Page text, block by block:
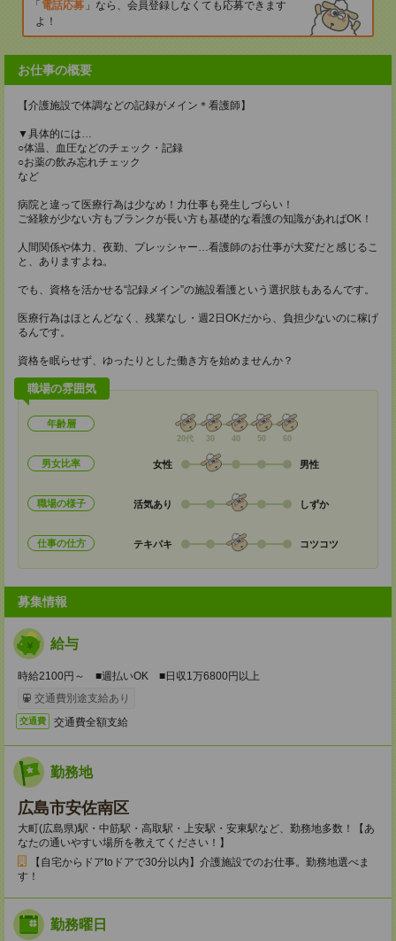
電話応募
なら、会員登録しなくても応募できます
よ！
お仕事の概要
【介護施設で体調などの記録がメイン＊看護師】
▼具体的には…
○体温、血圧などのチェック・記録
○お薬の飲み忘れチェック
など
病院と違って医療行為は少なめ！力仕事も発生しづらい！
ご経験が少ない方もブランクが長い方も基礎的な看護の知識があればOK！
人間関係や体力、夜勤、プレッシャー…看護師のお仕事が大変だと感じるこ
と、ありますよね。
でも、資格を活かせる“記録メイン”の施設看護という選択肢もあるんです。
医療行為はほとんどなく、残業なし・週2日OKだから、負担少ないのに稼げ
るんです。
資格を眠らせず、ゆったりとした働き方を始めませんか？
職場の雰囲気
年齢層
20代 30 40 50 60
男女比率 女性 男性
職場の様子 活気あり しずか
仕事の仕方 テキパキ コツコツ
募集情報
給与
時給2100円～ ■週払いOK ■日収1万6800円以上
交通費別途支給あり
交通費 交通費全額支給
勤務地
広島市安佐南区
大町(広島県)駅・中筋駅・高取駅・上安駅・安東駅など、勤務地多数！【あ
なたの通いやすい場所を教えてください！】
【自宅からドアtoドアで30分以内】介護施設でのお仕事。勤務地選べま
す！
勤務曜日